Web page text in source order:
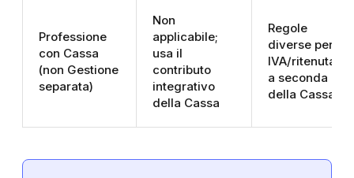
Professione
con Cassa
(non Gestione
separata)
Non
applicabile;
usa il
contributo
integrativo
della Cassa
Regole
diverse per
IVA/ritenuta
a seconda
della Cassa